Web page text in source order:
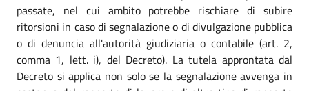
passate, nel cui ambito potrebbe rischiare di subire
ritorsioni in caso di segnalazione o di divulgazione pubblica
o di denuncia all'autorità giudiziaria o contabile (art. 2,
comma 1, lett. i), del Decreto). La tutela approntata dal
Decreto si applica non solo se la segnalazione avvenga in